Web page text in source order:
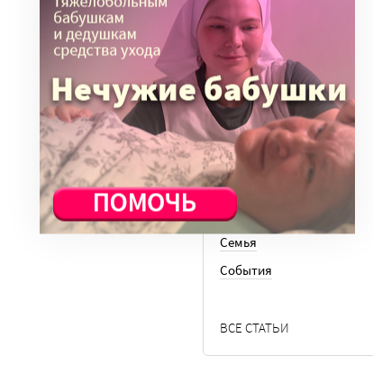
История
Колонки
Кто есть кто
Личный опыт
Медицина
Ноу-хау
Общество
Отдых
Семья
События
ВСЕ СТАТЬИ